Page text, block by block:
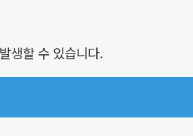
생할 수 있습니다.